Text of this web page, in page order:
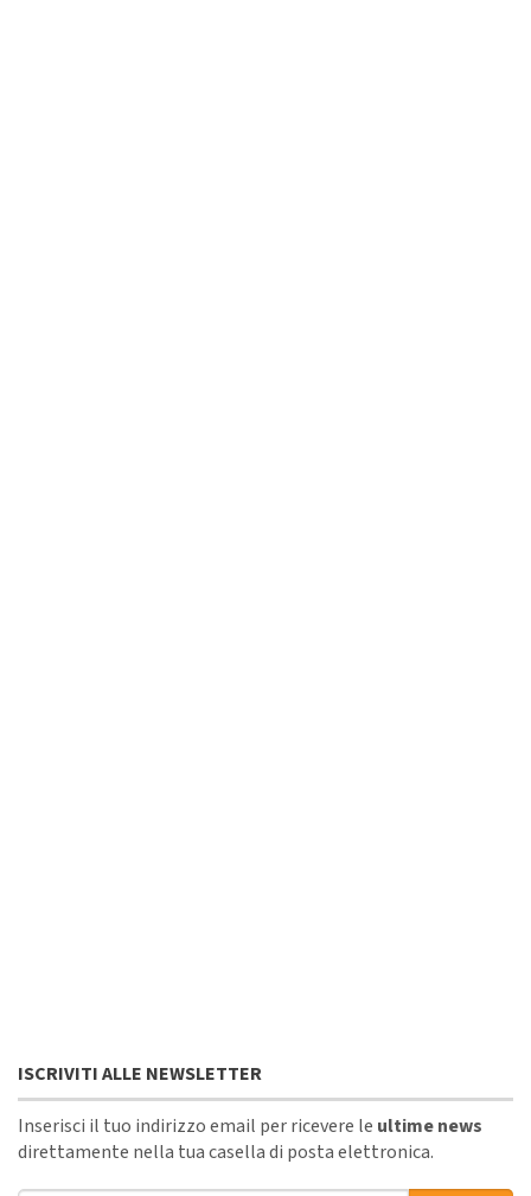
ISCRIVITI ALLE NEWSLETTER
Inserisci il tuo indirizzo email per ricevere le ultime news
direttamente nella tua casella di posta elettronica.